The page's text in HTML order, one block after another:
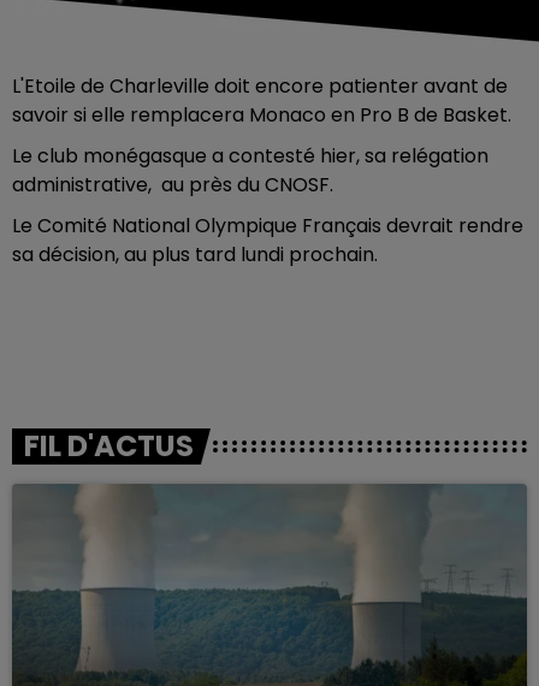
L'Etoile de Charleville doit encore patienter avant de
savoir si elle remplacera Monaco en Pro B de Basket.
Le club monégasque a contesté hier, sa relégation
administrative, au près du CNOSF.
Le Comité National Olympique Français devrait rendre
sa décision, au plus tard lundi prochain.
FIL D'ACTUS